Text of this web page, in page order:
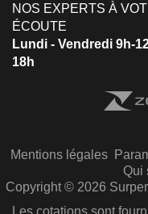
NOS EXPERTS À
ÉCOUTE
Lundi - Vendredi 9h-
18h
Mentions légales
Qui
Copyright © 2026